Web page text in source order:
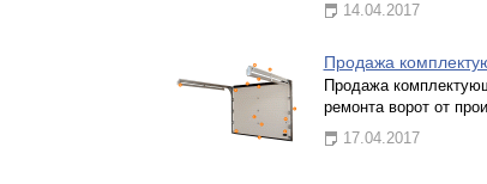
14.04.2017
Продажа
Продажа
ремонта ворот от
17.04.2017